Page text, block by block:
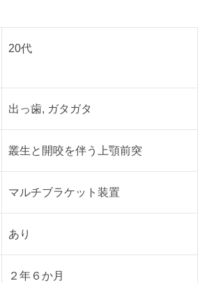
20代
出っ歯, ガタガタ
叢生と開咬を伴う上顎前突
マルチブラケット装置
あり
２年６か月